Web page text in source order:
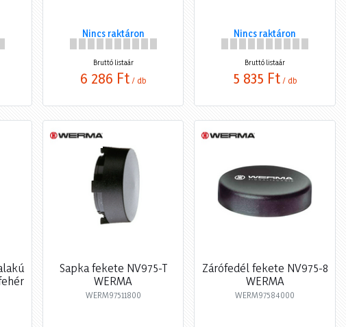
Nincs raktáron
Bruttó listaár
6 286 Ft / db
Nincs raktáron
Bruttó listaár
5 835 Ft / db
Sapka fekete NV975-T
WERMA
WERM97511800
Zárófedél fekete NV975-8
WERMA
WERM97584000